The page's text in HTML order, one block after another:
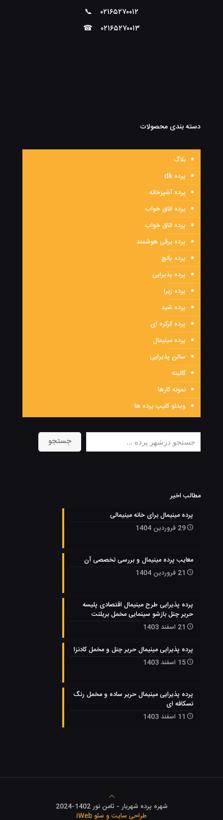
۰۲۱۶۵۲۷۰۰۱۲ 📞
۰۲۱۶۵۲۷۰۰۱۳ ☎
دسته بندی محصولات
بلاگ
پرده dk
پرده آشپزخانه
پرده اتاق خواب
پرده اتاق خواب
پرده برقی هوشمند
پرده پانچ
پرده پذیرایی
پرده زبرا
پرده شید
پرده کرکره ای
پرده مینیمال
سالن پذیرایی
کالیته
نمونه کارها
ویدئو کلیپ پرده ها
جستجو جستجو
مطالب اخیر
پرده مینیمال برای خانه مینیمالی
29 فروردین 1404
معایب پرده مینیمال و بررسی تخصصی آن
21 فروردین 1404
پرده پذیرایی طرح مینیمال اقتصادی پلیسه
حریر چنل بازشو سینمایی مخمل بریلنت
21 اسفند 1403
پرده پذیرایی مینیمال حریر چنل و مخمل کادنزا
15 اسفند 1403
پرده پذیرایی مینیمال حریر ساده و مخمل رنگ
نسکافه ای
11 اسفند 1403
شهره پرده شهریار - ثامن نور 1402-2024
طراحی سایت و سئو iWeb